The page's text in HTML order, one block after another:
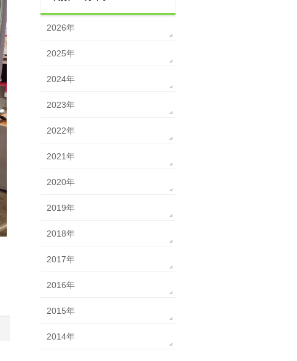
2026年
2025年
2024年
2023年
2022年
2021年
2020年
2019年
2018年
2017年
2016年
2015年
2014年